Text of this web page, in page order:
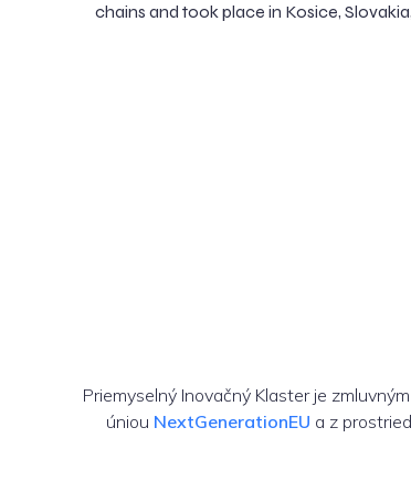
chains and took place in Kosice,
Priemyselný Inovačný Klaster je
úniou NextGenerationEU a z